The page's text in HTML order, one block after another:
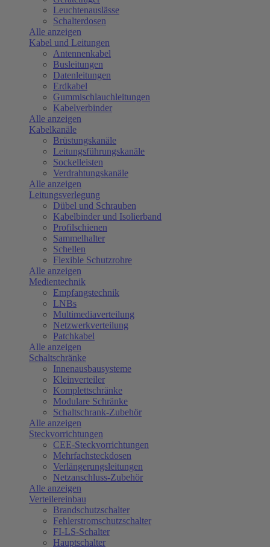
Leuchtenauslässe
Schalterdosen
Alle anzeigen
Kabel und Leitungen
Antennenkabel
Busleitungen
Datenleitungen
Erdkabel
Gummischlauchleitungen
Kabelverbinder
Alle anzeigen
Kabelkanäle
Brüstungskanäle
Leitungsführungskanäle
Sockelleisten
Verdrahtungskanäle
Alle anzeigen
Leitungsverlegung
Dübel und Schrauben
Kabelbinder und Isolierband
Profilschienen
Sammelhalter
Schellen
Flexible Schutzrohre
Alle anzeigen
Medientechnik
Empfangstechnik
LNBs
Multimediaverteilung
Netzwerkverteilung
Patchkabel
Alle anzeigen
Schaltschränke
Innenausbausysteme
Kleinverteiler
Komplettschränke
Modulare Schränke
Schaltschrank-Zubehör
Alle anzeigen
Steckvorrichtungen
CEE-Steckvorrichtungen
Mehrfachsteckdosen
Verlängerungsleitungen
Netzanschluss-Zubehör
Alle anzeigen
Verteilereinbau
Brandschutzschalter
Fehlerstromschutzschalter
FI-LS-Schalter
Hauptschalter